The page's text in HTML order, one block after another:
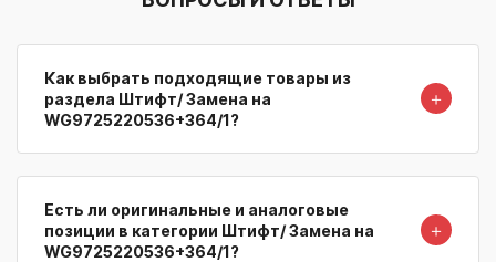
Как выбрать подходящие товары из
раздела Штифт/ Замена на
WG9725220536+364/1?
＋
Есть ли оригинальные и аналоговые
позиции в категории Штифт/ Замена на
WG9725220536+364/1?
＋